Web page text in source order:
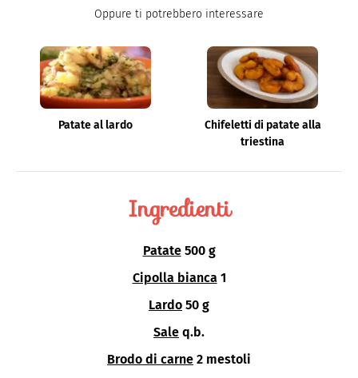
Oppure ti potrebbero interessare
Patate al lardo
Chifeletti di patate alla
triestina
Ingredienti
Patate 500 g
Cipolla bianca 1
Lardo 50 g
Sale q.b.
Brodo di carne 2 mestoli